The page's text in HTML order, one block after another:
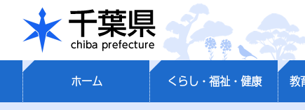
千葉県
ホーム くらし・福祉・健康 教